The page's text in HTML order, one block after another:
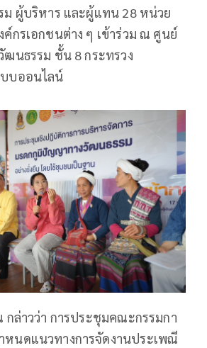
ม ผู้บริหาร และผู้แทน 28 หน่วย
กรเอกชนต่าง ๆ เข้าร่วม ณ ศูนย์
ฒนธรรม ชั้น 8 กระทรวง
บออนไลน์
กล่าวว่า การประชุมคณะกรรมกา
หนดแนวทางการจัดงานประเพณี